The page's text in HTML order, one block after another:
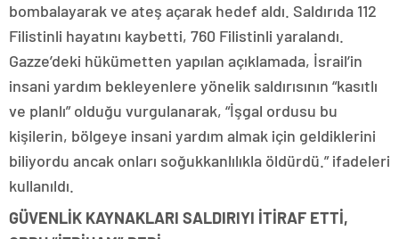
bombalayarak ve ateş açarak hedef aldı. Saldırıda 112
Filistinli hayatını kaybetti, 760 Filistinli yaralandı.
Gazze’deki hükümetten yapılan açıklamada, İsrail’in
insani yardım bekleyenlere yönelik saldırısının “kasıtlı
ve planlı” olduğu vurgulanarak, “İşgal ordusu bu
kişilerin, bölgeye insani yardım almak için geldiklerini
biliyordu ancak onları soğukkanlılıkla öldürdü.” ifadeleri
kullanıldı.
GÜVENLİK KAYNAKLARI SALDIRIYI İTİRAF ETTİ,